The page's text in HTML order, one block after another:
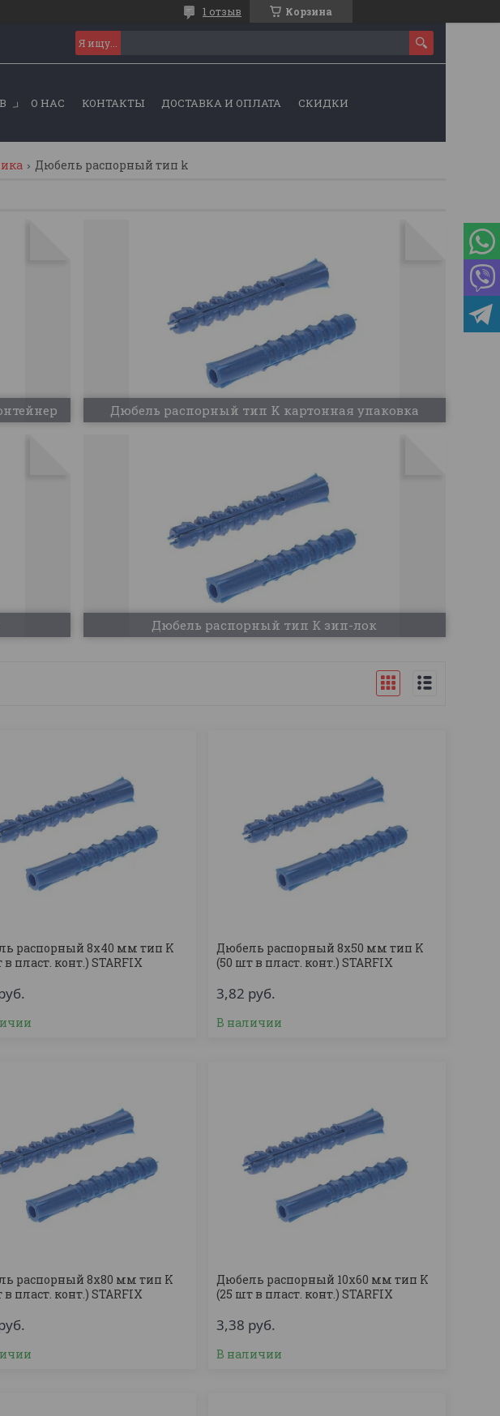
Корзина
1 отзыв
О НАС КОНТАКТЫ ДОСТАВКА И ОПЛАТА СКИДКИ
Дюбель распорный тип k
Дюбель распорный тип K картонная упаковка
Дюбель распорный тип К зип-лок
распорный 8х40 мм тип K
в пласт. конт.) STARFIX
Дюбель распорный 8х50 мм тип K
(50 шт в пласт. конт.) STARFIX
3,82 руб.
В наличии
распорный 8х80 мм тип K
в пласт. конт.) STARFIX
Дюбель распорный 10х60 мм тип K
(25 шт в пласт. конт.) STARFIX
3,38 руб.
В наличии